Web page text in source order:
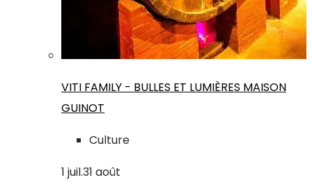
VITI FAMILY - BULLES ET LUMIÈRES MAISON
GUINOT
Culture
1 juil.31 août